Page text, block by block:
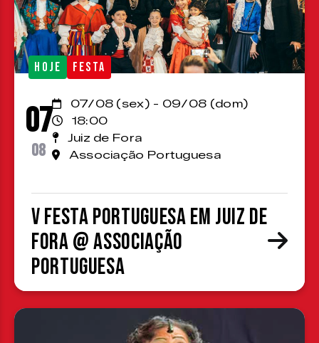
HOJE FESTA
07
08
07/08 (sex) - 09/08 (dom)
18:00
Juiz de Fora
Associação Portuguesa
V Festa Portuguesa em Juiz de
Fora @ Associação
Portuguesa